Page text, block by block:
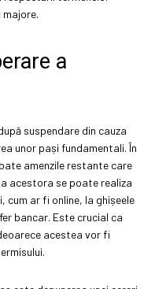
a
suspendare din cauza
unor pași fundamentali. În
amenzile restante care
acestora se poate realiza
ar fi online, la ghișeele
bancar. Este crucial ca
acestea vor fi